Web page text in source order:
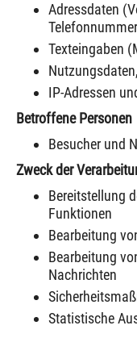
Adressdaten
Texteingaben
IP-Adressen
Betroffene Personen
Besucher und
Zweck der
Bereitstellung
Funktionen
Bearbeitung
Bearbeitung
Nachrichten
Statistische